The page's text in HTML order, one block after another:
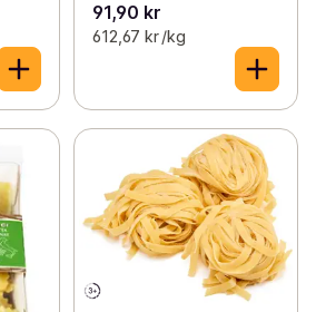
91,90 kr
612,67 kr /kg